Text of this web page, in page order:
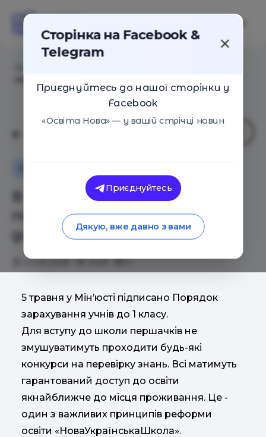
В Україні затвердили новий
порядок зарахування дітей
до школи (документ)
07.05.2018 3129 0
5 травня у Мін’юсті підписано Порядок
зарахування учнів до 1 класу.
Для вступу до школи першачків не
змушуватимуть проходити будь-які
конкурси на перевірку знань. Всі матимуть
гарантований доступ до освіти
якнайближче до місця проживання. Це -
один з важливих принципів реформи
освіти «НоваУкраїнськаШкола».
Сторінка на Facebook &
Telegram
Приєднуйтесь до нашої сторінки у
Facebook
«Освіта Нова» — у вашій стрічці новин
Приєднуйтесь
Дякую, вже давно з вами